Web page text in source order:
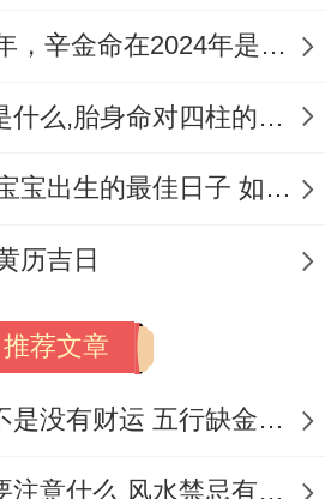
利时段?!
.辰时代表生机勃勃,午时
新家注入主动的能量。
良辰固然重大，但过程中
扫干净，最佳再墙角排水
将旧居的虫蚁带入...家
放位置，并测量好楼道、
辛金2024年财官年，辛金命在2024年是财官年还是财印年
八字中的胎命身是什么,胎身命对四柱的影响
2024年农历12月宝宝出生的最佳日子 如何挑选适合的吉日
历吉日
推荐文章
五行缺金的人是不是没有财运 五行缺金的人命运好不好
五行缺火的人需要注意什么 风水禁忌有哪些